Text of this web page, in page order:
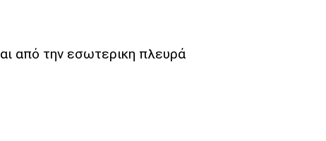
από την εσωτερικη πλευρά